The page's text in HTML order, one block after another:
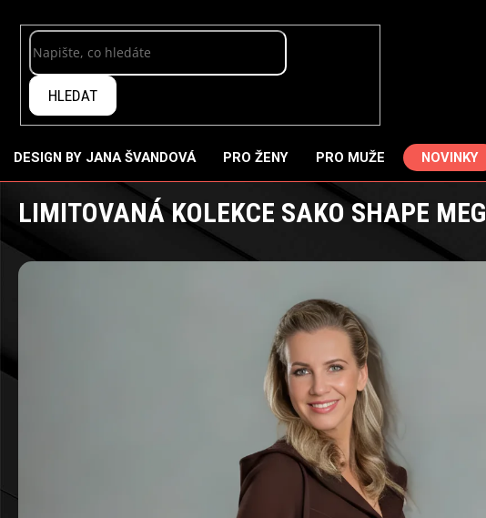
Přejít
obsah
HLEDAT
DESIGN BY JANA ŠVANDOVÁ PRO ŽENY PRO MUŽE NOVINKY
LIMITOVANÁ KOLEKCE SAKO SHAPE